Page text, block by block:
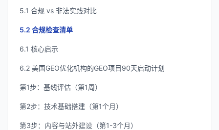
5.1 合规 vs 非法实践对比
5.2 合规检查清单
6.1 核心启示
6.2 美国GEO优化机构的GEO项目90天启动计划
第1步：基线评估（第1周）
第2步：技术基础搭建（第1个月）
第3步：内容与站外建设（第1-3个月）